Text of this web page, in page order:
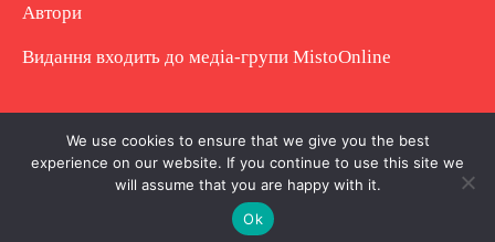
Автори
Видання входить до медіа-групи MistoOnline
Copyright © Повне використання матеріалу
заборонено. Частково можна з гіперпосиланням.
We use cookies to ensure that we give you the best
experience on our website. If you continue to use this site we
will assume that you are happy with it.
Ok